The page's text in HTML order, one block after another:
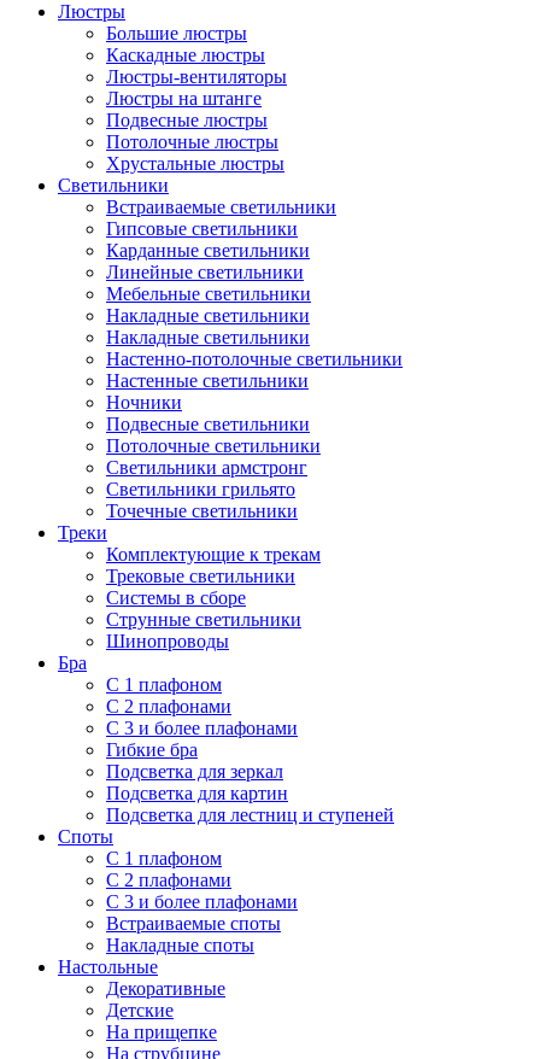
Люстры
Большие люстры
Каскадные люстры
Люстры-вентиляторы
Люстры на штанге
Подвесные люстры
Потолочные люстры
Хрустальные люстры
Светильники
Встраиваемые светильники
Гипсовые светильники
Карданные светильники
Линейные светильники
Мебельные светильники
Накладные светильники
Накладные светильники
Настенно-потолочные светильники
Настенные светильники
Ночники
Подвесные светильники
Потолочные светильники
Светильники армстронг
Светильники грильято
Точечные светильники
Треки
Комплектующие к трекам
Трековые светильники
Системы в сборе
Струнные светильники
Шинопроводы
Бра
С 1 плафоном
С 2 плафонами
С 3 и более плафонами
Гибкие бра
Подсветка для зеркал
Подсветка для картин
Подсветка для лестниц и ступеней
Споты
С 1 плафоном
С 2 плафонами
С 3 и более плафонами
Встраиваемые споты
Накладные споты
Настольные
Декоративные
Детские
На прищепке
На струбцине